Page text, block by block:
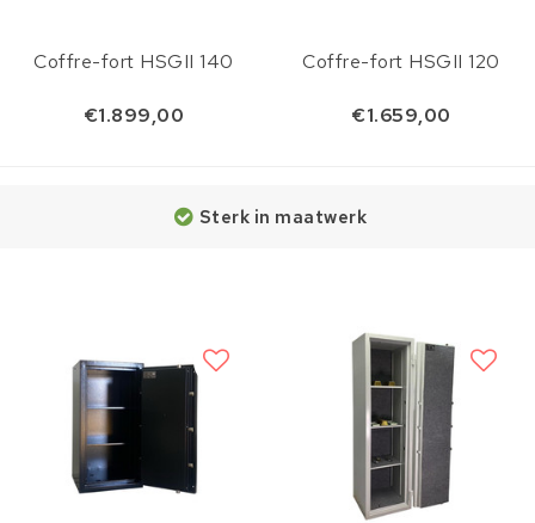
Coffre-fort HSGII 140
€1.899,00
Coffre-fort HSGII 120
€1.659,00
Sterk in maatwerk